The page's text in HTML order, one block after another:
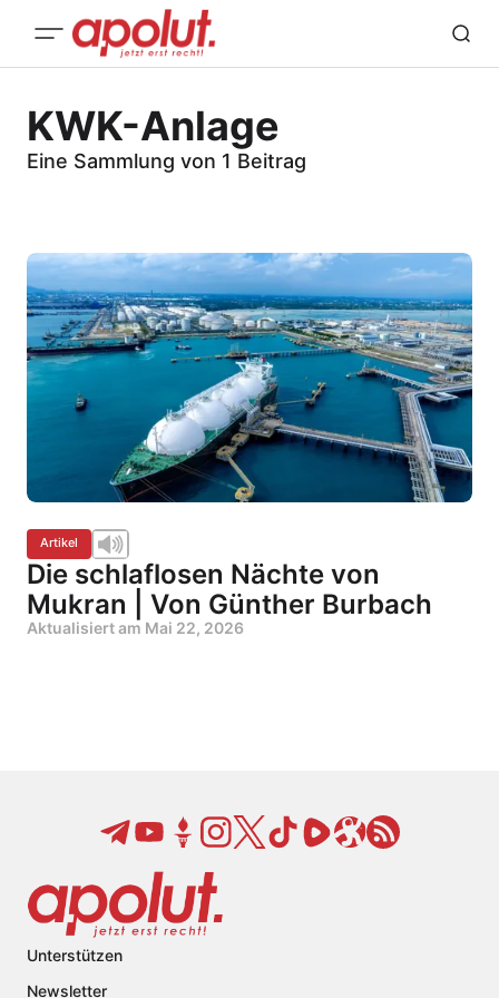
KWK-Anlage
Eine Sammlung von 1 Beitrag
Artikel
Die schlaflosen Nächte von
Mukran | Von Günther Burbach
Aktualisiert am Mai 22, 2026
Unterstützen
Newsletter